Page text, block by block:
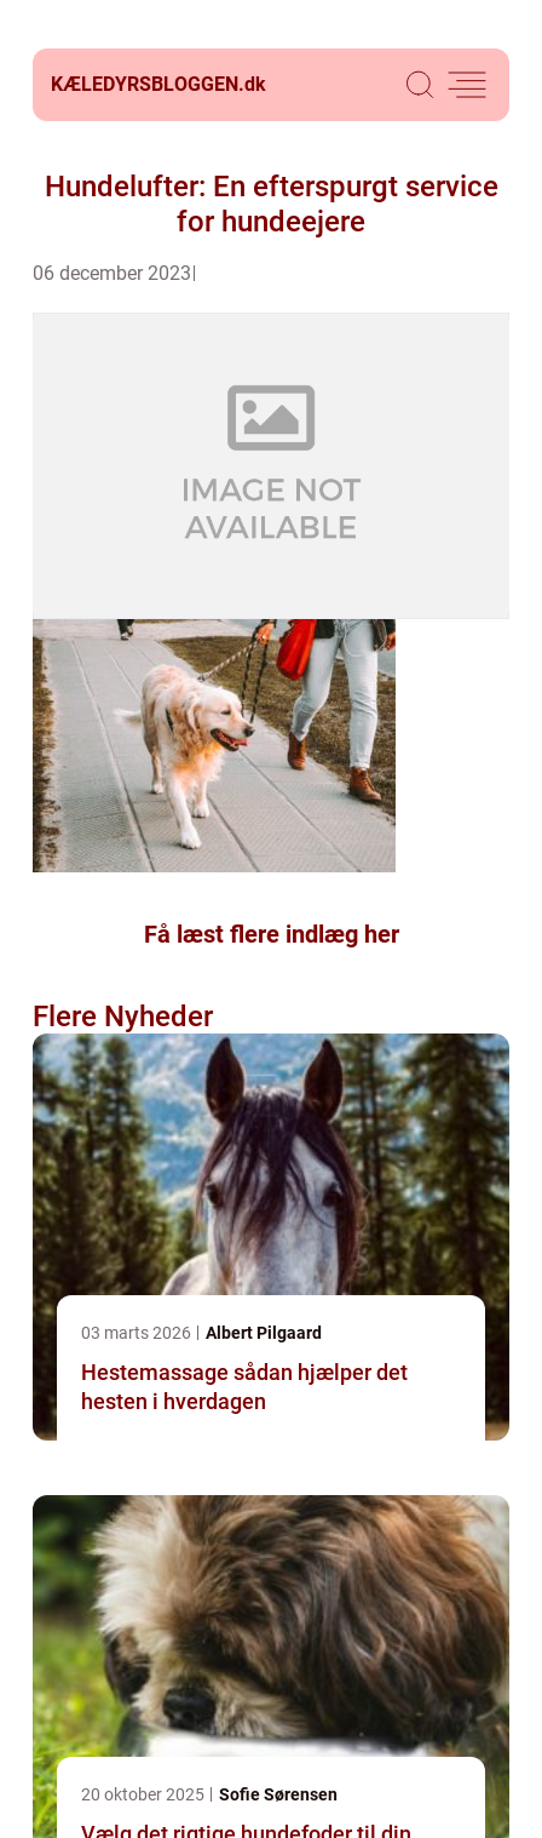
KÆLEDYRSBLOGGEN.dk
Hundelufter: En efterspurgt service
for hundeejere
06 december 2023
Få læst flere indlæg her
Flere Nyheder
03 marts 2026 Albert Pilgaard
Hestemassage sådan hjælper det
hesten i hverdagen
20 oktober 2025 Sofie Sørensen